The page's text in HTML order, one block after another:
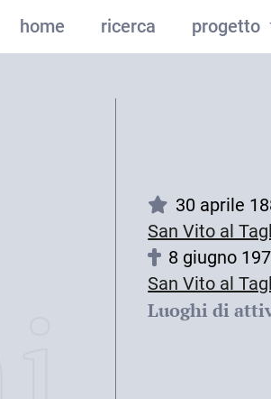
home ricerca progetto
30 aprile
San Vito al
8 giugno
San Vito al
Luoghi di